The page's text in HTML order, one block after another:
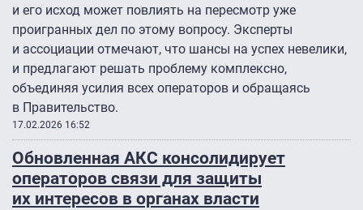
и его исход может повлиять на пересмотр уже
проигранных дел по этому вопросу. Эксперты
и ассоциации отмечают, что шансы на успех невелики,
и предлагают решать проблему комплексно,
объединяя усилия всех операторов и обращаясь
в Правительство.
17.02.2026 16:52
Обновленная АКС консолидирует
операторов связи для защиты
их интересов в органах власти